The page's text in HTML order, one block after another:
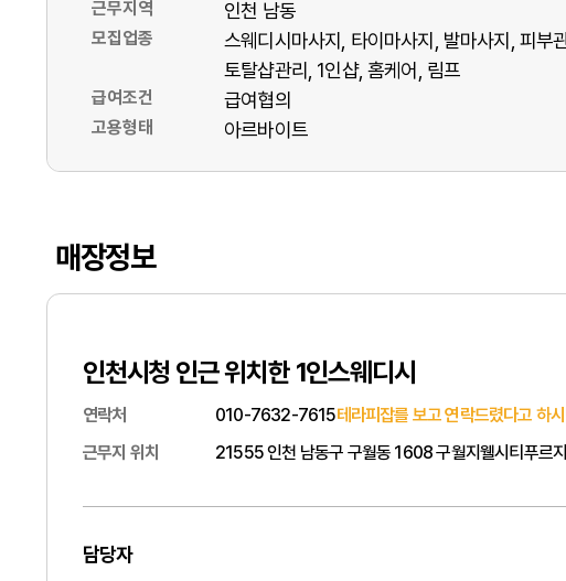
근무지역 인천 남동
모집업종 스웨디시마사지 타이마사지 발마사지 피부
토탈샵관리
1인샵 홈케어 림프
급여조건 급여협의
고용형태 아르바이트
매장정보
인천시청 인근 위치한 1인스웨디시
연락처 010-7632-7615테라피잡를 보고 연락드렸다고 하
근무지 위치
21555 인천 남동구 구월동 1608 구월지웰시티푸르
담당자